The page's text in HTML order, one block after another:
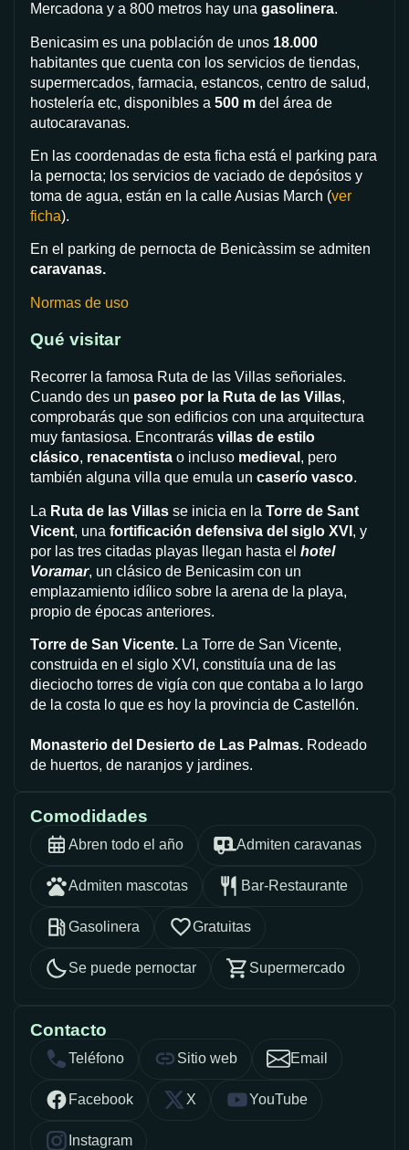
Mercadona y a 800 metros hay una gasolinera.
Benicasim es una población de unos 18.000
habitantes que cuenta con los servicios de tiendas,
supermercados, farmacia, estancos, centro de salud,
hostelería etc, disponibles a 500 m del área de
autocaravanas.
En las coordenadas de esta ficha está el parking para
la pernocta; los servicios de vaciado de depósitos y
toma de agua, están en la calle Ausias March (ver
ficha).
En el parking de pernocta de Benicàssim se admiten
caravanas.
Normas de uso
Qué visitar
Recorrer la famosa Ruta de las Villas señoriales.
Cuando des un paseo por la Ruta de las Villas,
comprobarás que son edificios con una arquitectura
muy fantasiosa. Encontrarás villas de estilo
clásico, renacentista o incluso medieval , pero
también alguna villa que emula un caserío vasco.
La Ruta de las Villas se inicia en la Torre de Sant
Vicent, una fortificación defensiva del siglo XVI , y
por las tres citadas playas llegan hasta el hotel
Voramar, un clásico de Benicasim con un
emplazamiento idílico sobre la arena de la playa,
propio de épocas anteriores.
Torre de San Vicente. La Torre de San Vicente,
construida en el siglo XVI, constituía una de las
dieciocho torres de vigía con que contaba a lo largo
de la costa lo que es hoy la provincia de Castellón.
Monasterio del Desierto de Las Palmas. Rodeado
de huertos, de naranjos y jardines.
Comodidades
Abren todo el año Admiten caravanas
Admiten mascotas Bar-Restaurante
Gasolinera Gratuitas
Se puede pernoctar Supermercado
Contacto
Teléfono Sitio web Email
Facebook X YouTube
Instagram